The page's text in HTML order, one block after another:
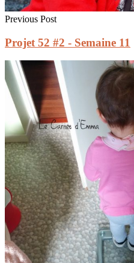
Previous Post
Projet 52 #2 - Semaine 11